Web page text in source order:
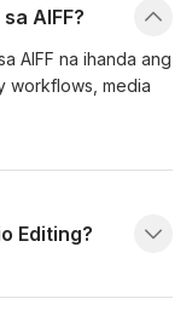
AIFF?
AIFF na ihanda ang
workflows, media
Editing?